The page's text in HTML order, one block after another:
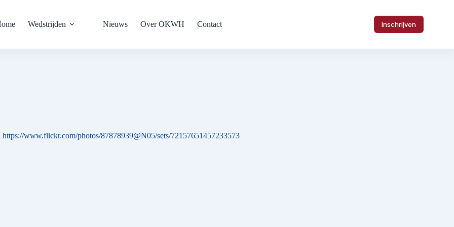
Wedstrijden Nieuws Over OKWH Contact Inschrijven
https://www.flickr.com/photos/87878939@N05/sets/72157651457233573